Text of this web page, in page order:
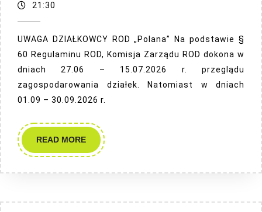
21:30
UWAGA DZIAŁKOWCY ROD „Polana” Na podstawie §
60 Regulaminu ROD, Komisja Zarządu ROD dokona w
dniach 27.06 – 15.07.2026 r. przeglądu
zagospodarowania działek. Natomiast w dniach
01.09 – 30.09.2026 r.
READ MOREREAD
MORE